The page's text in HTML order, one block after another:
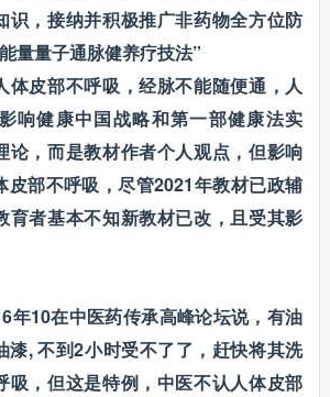
识，接纳并积极推广非药物全方位防
量量子通脉健养疗技法”
体皮部不呼吸，经脉不能随便通， 人
响健康中国战略和第一部健康法实
论，而是教材作者个人观点，但影响
皮部不呼吸，尽管2021年教材已政辅
育者基本不知新教材已改，且受其影
年10在中医药传承高峰论坛说，有油
漆, 不到2小时受不了了，赶快将其洗
吸，但这是特例，中医不认人体皮部